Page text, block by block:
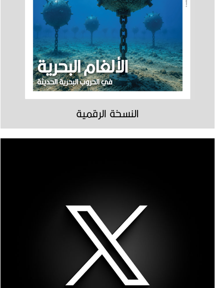
النسخة الرقمية